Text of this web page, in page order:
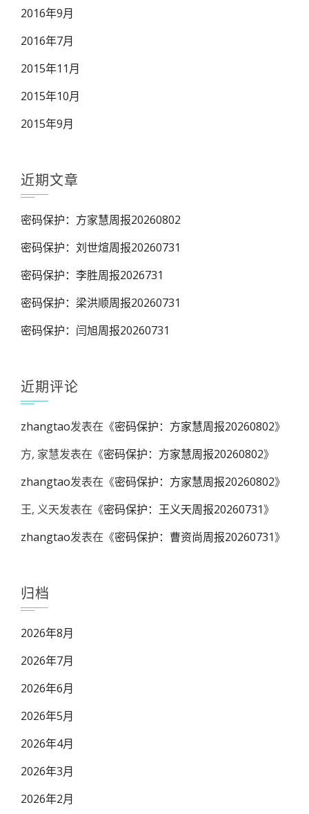
2016年9月
2016年7月
2015年11月
2015年10月
2015年9月
近期文章
密码保护：方家慧周报20260802
密码保护：刘世煊周报20260731
密码保护：李胜周报2026731
密码保护：梁洪顺周报20260731
密码保护：闫旭周报20260731
近期评论
zhangtao发表在《密码保护：方家慧周报20260802》
方, 家慧发表在《密码保护：方家慧周报20260802》
zhangtao发表在《密码保护：方家慧周报20260802》
王, 义天发表在《密码保护：王义天周报20260731》
zhangtao发表在《密码保护：曹资尚周报20260731》
归档
2026年8月
2026年7月
2026年6月
2026年5月
2026年4月
2026年3月
2026年2月